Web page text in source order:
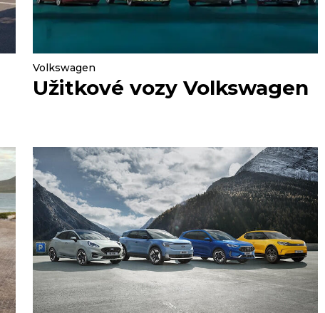
Volkswagen
Užitkové vozy Volkswagen